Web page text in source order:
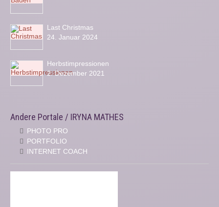
Last Christmas
24. Januar 2024
Herbstimpressionen
2. Dezember 2021
Andere Portale / IRYNA MATHES
PHOTO PRO
PORTFOLIO
INTERNET COACH